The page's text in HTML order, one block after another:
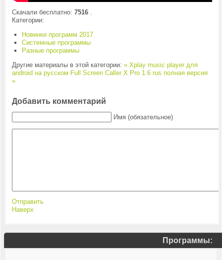
Скачали бесплатно: 7516.
Категории:
Новинки программ 2017
Системные программы
Разные программы
Другие материалы в этой категории: « Xplay music player для
android на русском Full Screen Caller X Pro 1.6 rus полная версия
»
Добавить комментарий
Имя (обязательное)
Отправить
Наверх
Программы: